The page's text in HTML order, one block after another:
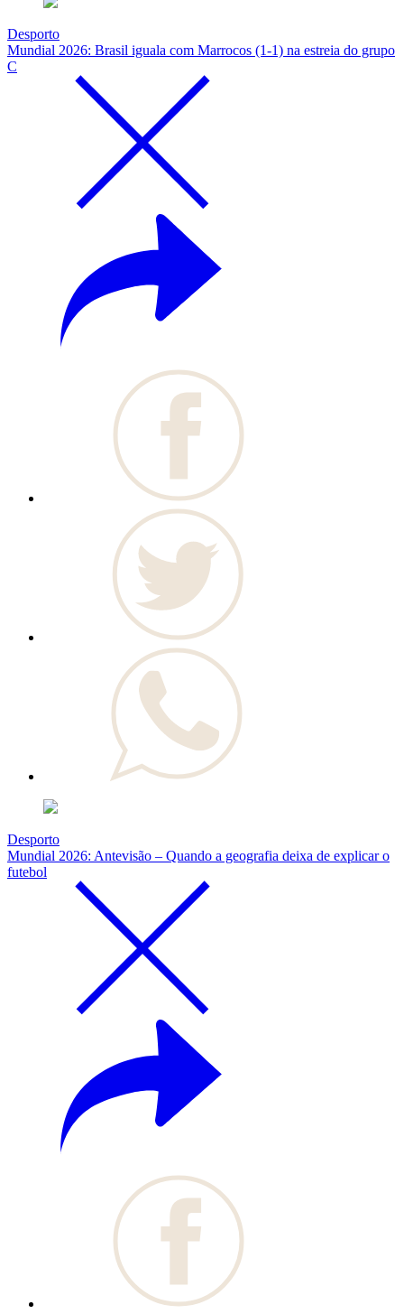
Desporto
Mundial 2026: Brasil iguala com Marrocos (1-1) na estreia do grupo
C
Desporto
Mundial 2026: Antevisão – Quando a geografia deixa de explicar o
futebol